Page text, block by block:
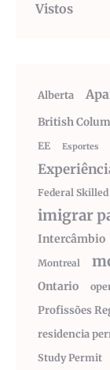
Vistos
Alberta
British
EE
Esportes
Federal
imigrar
Intercâmbio
Montreal
Ontario
Profissões
residencia
Study Permit